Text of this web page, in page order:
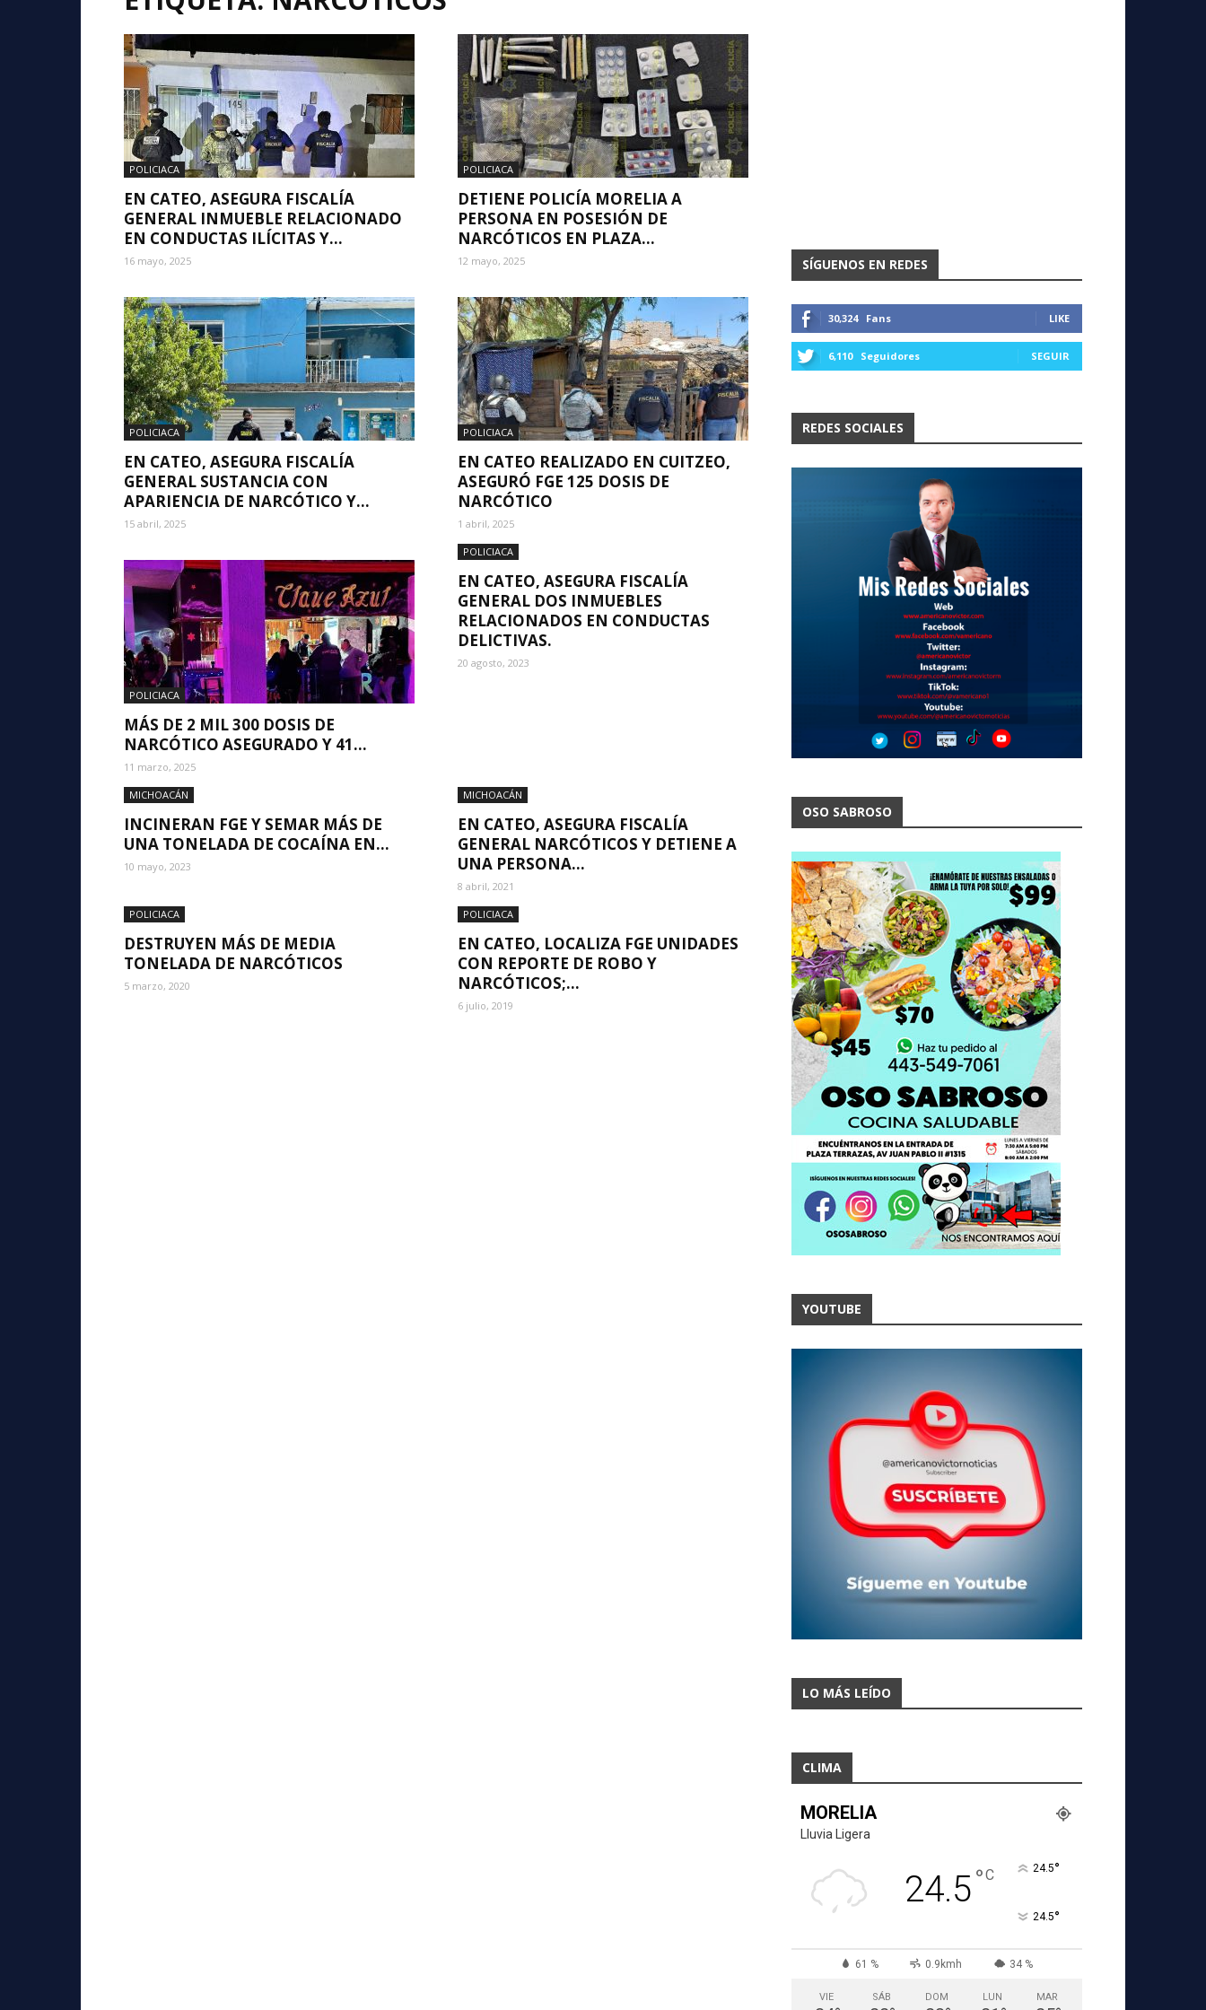
POLICIACA
EN CATEO, ASEGURA FISCALÍA
GENERAL INMUEBLE RELACIONADO
EN CONDUCTAS ILÍCITAS Y...
16 mayo, 2025
POLICIACA
DETIENE POLICÍA MORELIA A
PERSONA EN POSESIÓN DE
NARCÓTICOS EN PLAZA...
12 mayo, 2025
POLICIACA
EN CATEO, ASEGURA FISCALÍA
GENERAL SUSTANCIA CON
APARIENCIA DE NARCÓTICO Y...
15 abril, 2025
POLICIACA
EN CATEO REALIZADO EN CUITZEO,
ASEGURÓ FGE 125 DOSIS DE
NARCÓTICO
1 abril, 2025
POLICIACA
MÁS DE 2 MIL 300 DOSIS DE
NARCÓTICO ASEGURADO Y 41...
11 marzo, 2025
POLICIACA
EN CATEO, ASEGURA FISCALÍA
GENERAL DOS INMUEBLES
RELACIONADOS EN CONDUCTAS
DELICTIVAS.
20 agosto, 2023
MICHOACÁN
INCINERAN FGE Y SEMAR MÁS DE
UNA TONELADA DE COCAÍNA EN...
10 mayo, 2023
MICHOACÁN
EN CATEO, ASEGURA FISCALÍA
GENERAL NARCÓTICOS Y DETIENE A
UNA PERSONA...
8 abril, 2021
POLICIACA
DESTRUYEN MÁS DE MEDIA
TONELADA DE NARCÓTICOS
5 marzo, 2020
POLICIACA
EN CATEO, LOCALIZA FGE UNIDADES
CON REPORTE DE ROBO Y
NARCÓTICOS;...
6 julio, 2019
SÍGUENOS EN REDES
30,324 Fans LIKE
6,110 Seguidores SEGUIR
REDES SOCIALES
OSO SABROSO
YOUTUBE
LO MÁS LEÍDO
CLIMA
MORELIA
Lluvia Ligera
24.5°C 24.5°
24.5°
61 % 0.9kmh 34 %
VIE SÁB DOM LUN MAR